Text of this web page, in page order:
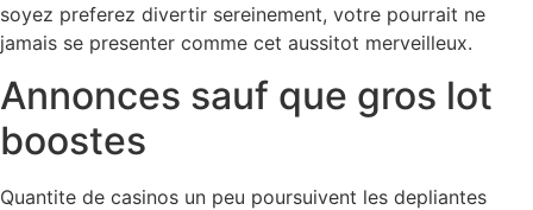
soyez preferez divertir sereinement, votre pourrait ne
jamais se presenter comme cet aussitot merveilleux.
Annonces sauf que gros lot
boostes
Quantite de casinos un peu poursuivent les depliantes